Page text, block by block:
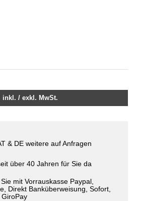
inkl. / exkl. MwSt.
& DE weitere auf Anfragen
über 40 Jahren für Sie da
mit Vorrauskasse Paypal,
Direkt Banküberweisung, Sofort,
GiroPay